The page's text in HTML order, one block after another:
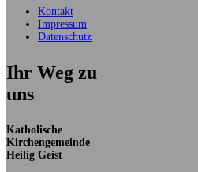
Kontakt
Impressum
Datenschutz
Ihr Weg zu
uns
Katholische
Kirchengemeinde
Heilig Geist